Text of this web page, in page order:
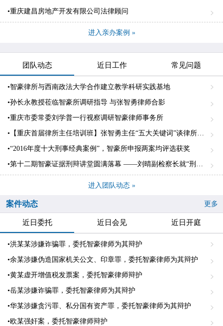
•重庆建昌房地产开发有限公司法律顾问
进入亲办案例 »
团队动态 近日工作 常见问题
•智豪律所与西南政法大学合作建立教学科研实践基地
•孙长永教授莅临智豪所调研指导 与张智勇律师合影
•重庆市委常委刘学普一行视察调研智豪律师事务所
•【重庆首届律所主任培训班】张智勇主任“五大关键词”谈律所专业化发展
•“2016年度十大刑事经典案例”，智豪所申报两案均评选获奖
•第十二期智豪证据刑辩讲堂圆满落幕 ——刘晴副检察长就“刑事诉讼中的差异化证明标准”作精彩发言
进入团队动态 »
案件动态 更多
近日委托 近日会见 近日开庭
•洪某某涉嫌诈骗罪，委托智豪律师为其辩护
•余某涉嫌伪造国家机关公文、印章罪，委托智豪律师为其辩护
•黄某虚开增值税发票案，委托智豪律师辩护
•岳某涉嫌诈骗罪，委托智豪律师为其辩护
•华某涉嫌贪污罪、私分国有资产罪，委托智豪律师为其辩护
•欧某强奸案，委托智豪律师辩护